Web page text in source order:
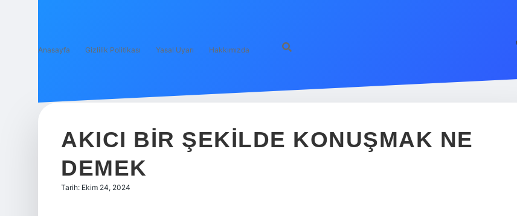
Anasayfa Gizlilik Politikası Yasal Uyarı Hakkımızda
AKICI BIR ŞEKILDE KONUŞMAK NE
DEMEK
Tarih: Ekim 24, 2024